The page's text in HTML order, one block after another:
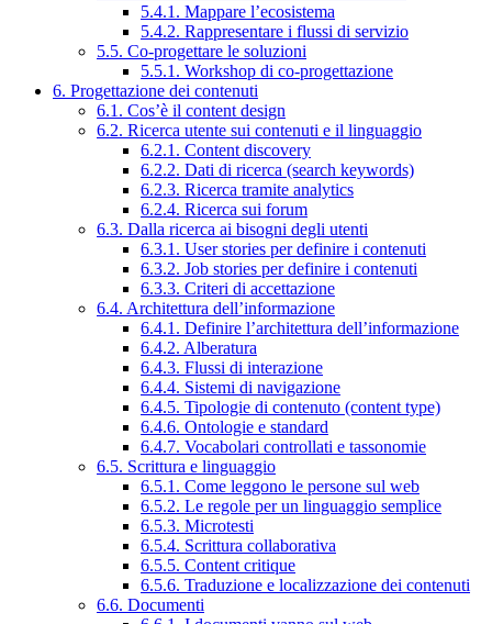
5.4.1. Mappare l’ecosistema
5.4.2. Rappresentare i flussi di servizio
5.5. Co-progettare le soluzioni
5.5.1. Workshop di co-progettazione
6. Progettazione dei contenuti
6.1. Cos’è il content design
6.2. Ricerca utente sui contenuti e il linguaggio
6.2.1. Content discovery
6.2.2. Dati di ricerca (search keywords)
6.2.3. Ricerca tramite analytics
6.2.4. Ricerca sui forum
6.3. Dalla ricerca ai bisogni degli utenti
6.3.1. User stories per definire i contenuti
6.3.2. Job stories per definire i contenuti
6.3.3. Criteri di accettazione
6.4. Architettura dell’informazione
6.4.1. Definire l’architettura dell’informazione
6.4.2. Alberatura
6.4.3. Flussi di interazione
6.4.4. Sistemi di navigazione
6.4.5. Tipologie di contenuto (content type)
6.4.6. Ontologie e standard
6.4.7. Vocabolari controllati e tassonomie
6.5. Scrittura e linguaggio
6.5.1. Come leggono le persone sul web
6.5.2. Le regole per un linguaggio semplice
6.5.3. Microtesti
6.5.4. Scrittura collaborativa
6.5.5. Content critique
6.5.6. Traduzione e localizzazione dei contenuti
6.6. Documenti